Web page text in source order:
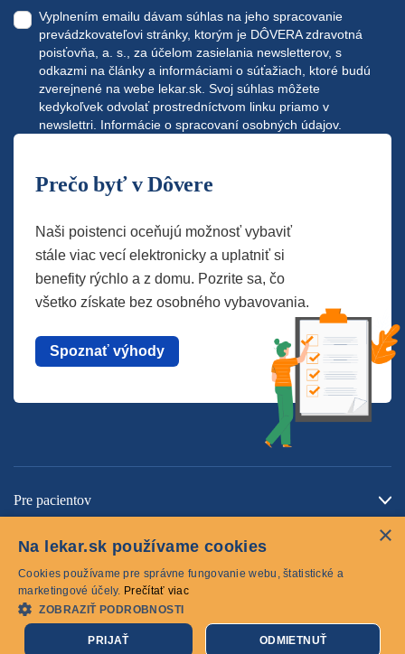
Vyplnením emailu dávam súhlas na jeho spracovanie
prevádzkovateľovi stránky, ktorým je DÔVERA zdravotná
poisťovňa, a. s., za účelom zasielania newsletterov, s
odkazmi na články a informáciami o súťažiach, ktoré budú
zverejnené na webe lekar.sk . Svoj súhlas môžete
kedykoľvek odvolať prostredníctvom linku priamo v
newslettri. Informácie o spracovaní osobných údajov.
Prečo byť v Dôvere
Naši poistenci oceňujú možnosť vybaviť
stále viac vecí elektronicky a uplatniť si
benefity rýchlo a z domu. Pozrite sa, čo
všetko získate bez osobného vybavovania.
Spoznať výhody
Pre pacientov
© 2026 lekar.sk Všetky práva vyhradené
Cookies
×
Na lekar.sk používame cookies
Cookies používame pre správne fungovanie webu, štatistické a
marketingové účely. Prečítať viac
ZOBRAZIŤ PODROBNOSTI
PRIJAŤ ODMIETNUŤ